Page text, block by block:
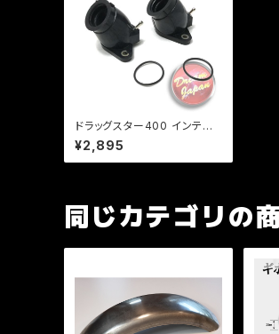
ドラッグスター400 インテー
クマニホールド/インマニ/前後
セット/Ｏリング付き/DS4/DS
C4/XVS/4TR/社外品/新品
¥2,895
同じカテゴリの